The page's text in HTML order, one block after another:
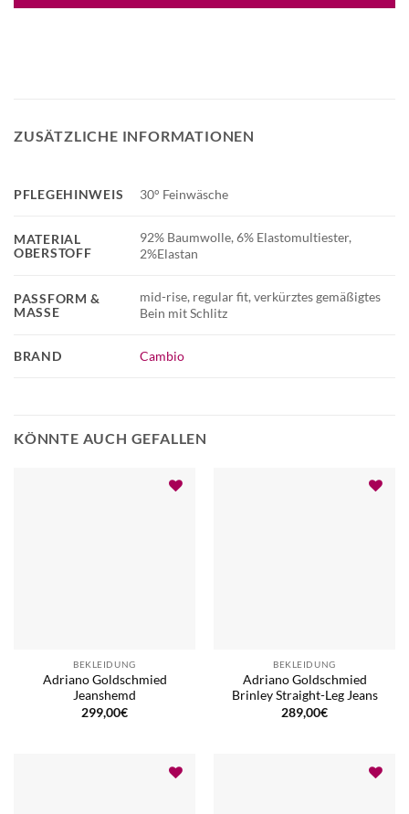
ZUSÄTZLICHE INFORMATIONEN
BRAND Cambio
PFLEGEHINWEIS 30° Feinwäsche
MATERIAL
OBERSTOFF
92% Baumwolle, 6% Elastomultiester,
2%Elastan
PASSFORM &
MASSE
mid-rise, regular fit, verkürztes gemäßigtes
Bein mit Schlitz
KÖNNTE AUCH GEFALLEN
BEKLEIDUNG
Adriano Goldschmied
Jeanshemd
299,00€
BEKLEIDUNG
Adriano Goldschmied
Brinley Straight-Leg Jeans
289,00€